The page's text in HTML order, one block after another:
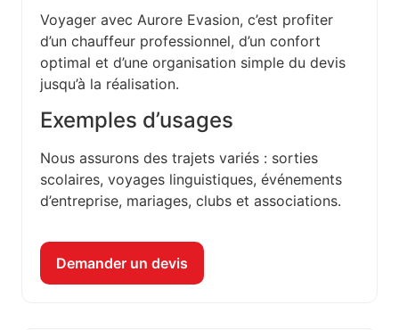
Voyager avec Aurore Evasion, c’est profiter
d’un chauffeur professionnel, d’un confort
optimal et d’une organisation simple du devis
jusqu’à la réalisation.
Exemples d’usages
Nous assurons des trajets variés : sorties
scolaires, voyages linguistiques, événements
d’entreprise, mariages, clubs et associations.
Demander un devis